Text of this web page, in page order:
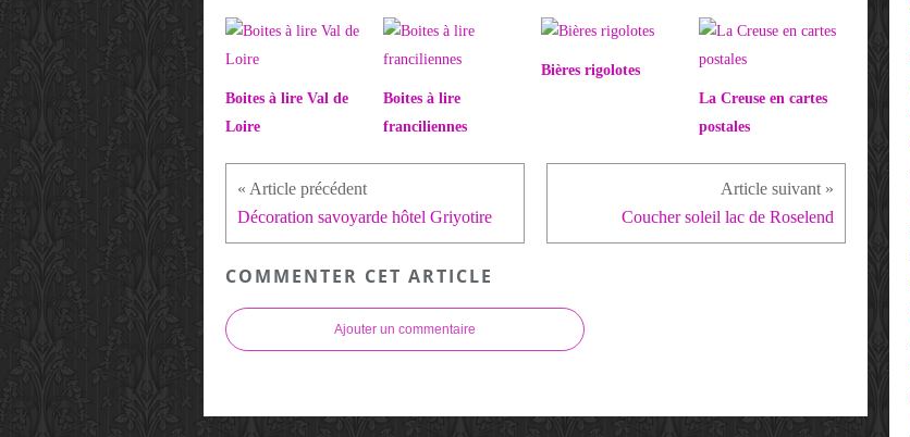
Boites à lire Val de
Loire
Boites à lire
franciliennes
Bières rigolotes
La Creuse en cartes
postales
Décoration savoyarde hôtel Griyotire Coucher soleil lac de Roselend
COMMENTER CET ARTICLE
Ajouter un commentaire